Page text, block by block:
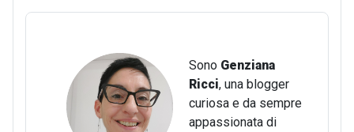
Sono Genziana
Ricci, una blogger
curiosa e da sempre
appassionata di